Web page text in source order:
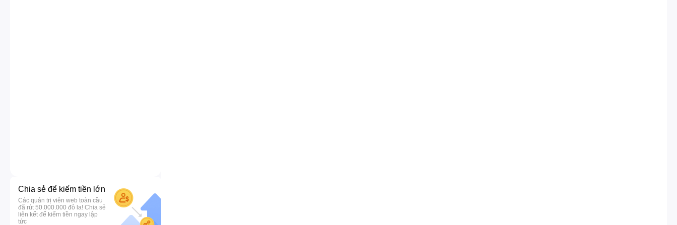
Chia sẻ để kiếm tiền lớn
Các quản trị viên web toàn cầu
đã rút 50.000.000 đô la! Chia sẻ
liên kết để kiếm tiền ngay lập
tức